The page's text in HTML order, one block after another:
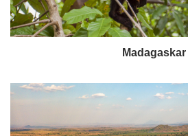
Madagaskar